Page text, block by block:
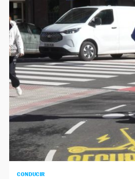
CONDUCIR